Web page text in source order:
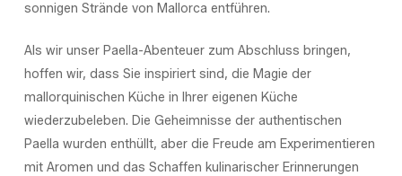
sonnigen Strände von Mallorca entführen.
Als wir unser Paella-Abenteuer zum Abschluss bringen,
hoffen wir, dass Sie inspiriert sind, die Magie der
mallorquinischen Küche in Ihrer eigenen Küche
wiederzubeleben. Die Geheimnisse der authentischen
Paella wurden enthüllt, aber die Freude am Experimentieren
mit Aromen und das Schaffen kulinarischer Erinnerungen